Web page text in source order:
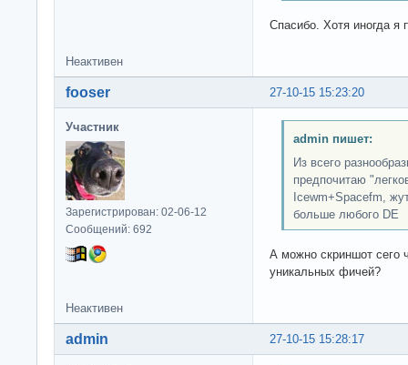
Спасибо. Хотя иногда
Неактивен
27-10-15 15:23:20
fooser
Участник
Зарегистрирован: 02-06-12
Сообщений: 692
admin пишет:
Из всего
предпочитаю
Icewm+Spacefm,
больше любого DE
А можно скриншот сего
уникальных фичей?
Неактивен
27-10-15 15:28:17
admin